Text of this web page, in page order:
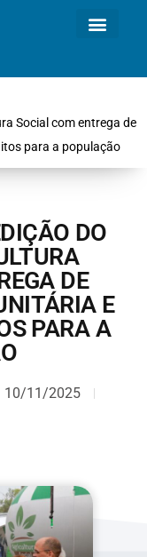
Social com entrega de
para a população
DO
DE
E
PARA A
10/11/2025